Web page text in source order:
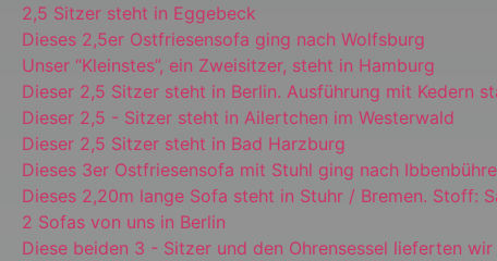
2,5 Sitzer steht in Eggebeck
Dieses 2,5er Ostfriesensofa ging nach Wolfsburg
Unser “Kleinstes”, ein Zweisitzer, steht in Hamburg
Dieser 2,5 Sitzer steht in Berlin. Ausführung mit Kedern
Dieser 2,5 - Sitzer steht in Ailertchen im Westerwald
Dieser 2,5 Sitzer steht in Bad Harzburg
Dieses 3er Ostfriesensofa mit Stuhl ging nach
Dieses 2,20m lange Sofa steht in Stuhr / Bremen. Stoff:
2 Sofas von uns in Berlin
Diese beiden 3 - Sitzer und den Ohrensessel lieferten